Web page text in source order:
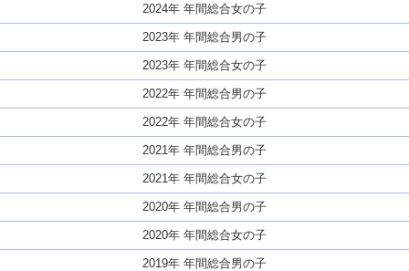
2024年 年間総合女の子
2023年 年間総合男の子
2023年 年間総合女の子
2022年 年間総合男の子
2022年 年間総合女の子
2021年 年間総合男の子
2021年 年間総合女の子
2020年 年間総合男の子
2020年 年間総合女の子
2019年 年間総合男の子